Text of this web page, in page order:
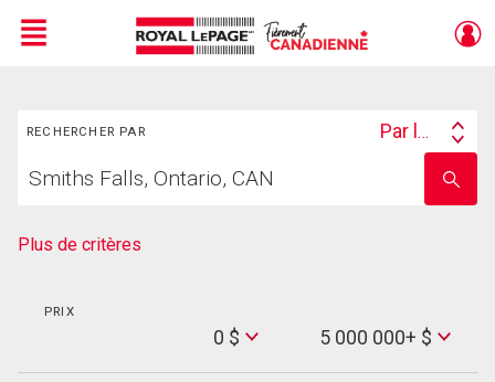
Menu
RECHERCHER PAR
Search
Par lieu
votre
nom
Plus de critères
PRIX
0 $
Max
Price
5 000 000+ $